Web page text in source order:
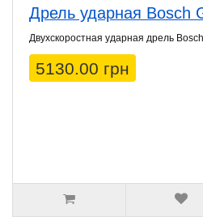
Дрель ударная Bosch
Двухскоростная ударная дрель
5130.00 грн